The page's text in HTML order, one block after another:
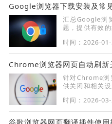
Google浏览器下载安装及常
汇总Google浏
题，提供有效
时间：2026-01-
Chrome浏览器网页自动刷新
针对Chrome浏
供关闭和相关
干扰。
时间：2026-
谷歌浏览器网页翻译插件使